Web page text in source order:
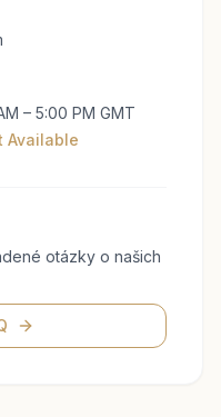
– 5:00 PM GMT
Available
otázky o našich